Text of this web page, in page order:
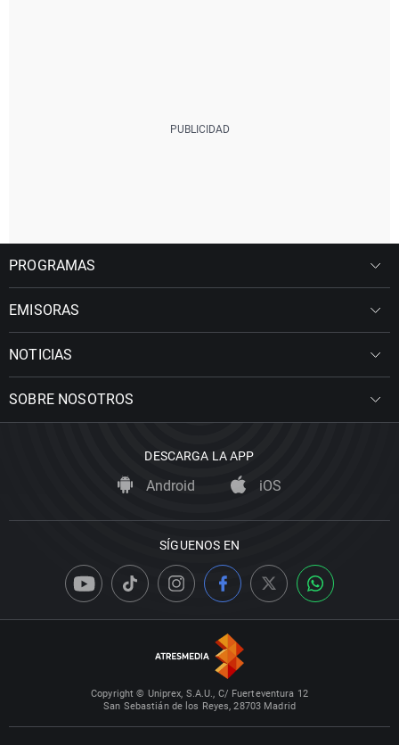
PROGRAMAS
EMISORAS
NOTICIAS
SOBRE NOSOTROS
DESCARGA LA APP
Android iOS
SÍGUENOS EN
Copyright © Uniprex, S.A.U., C/ Fuerteventura 12
San Sebastián de los Reyes, 28703 Madrid